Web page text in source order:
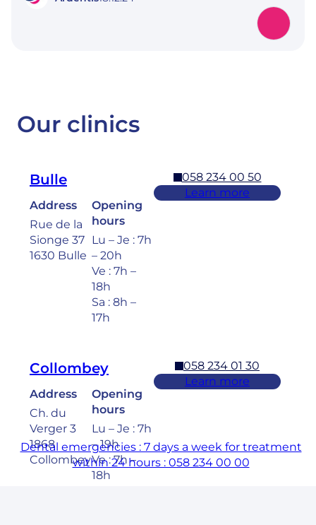
Our clinics
Bulle
Address
Rue de la
Sionge 37
1630 Bulle
Opening
hours
Lu – Je : 7h
– 20h
Ve : 7h –
18h
Sa : 8h –
17h
058 234 00 50
Learn more
Collombey
Address
Ch. du
Verger 3
1868
Collombey
Opening
hours
Lu – Je : 7h
– 19h
Ve : 7h –
18h
058 234 01 30
Learn more
Dental emergencies : 7 days a week for treatment
within 24 hours : 058 234 00 00